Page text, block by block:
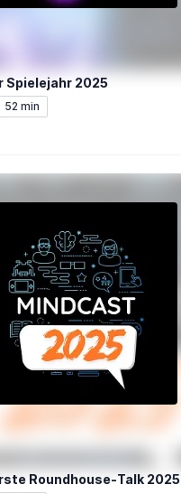
Spielejahr 2025
52 min
Roundhouse-Talk 2025